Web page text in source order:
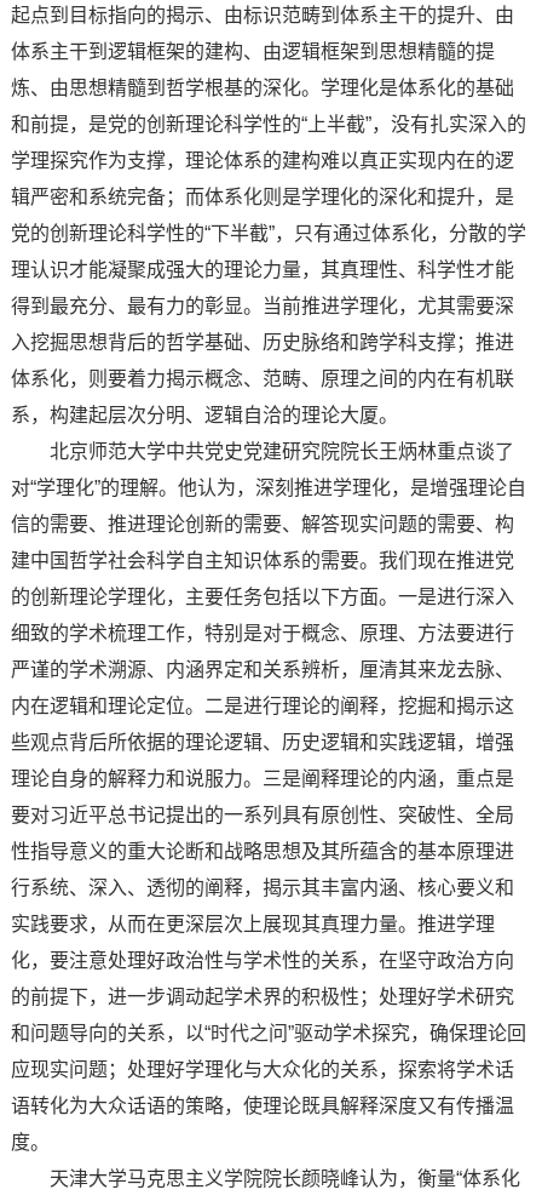
起点到目标指向的揭示、由标识范畴到体系主干的提升、由
体系主干到逻辑框架的建构、由逻辑框架到思想精髓的提
炼、由思想精髓到哲学根基的深化。学理化是体系化的基础
和前提，是党的创新理论科学性的“上半截”，没有扎实深入的
学理探究作为支撑，理论体系的建构难以真正实现内在的逻
辑严密和系统完备；而体系化则是学理化的深化和提升，是
党的创新理论科学性的“下半截”，只有通过体系化，分散的学
理认识才能凝聚成强大的理论力量，其真理性、科学性才能
得到最充分、最有力的彰显。当前推进学理化，尤其需要深
入挖掘思想背后的哲学基础、历史脉络和跨学科支撑；推进
体系化，则要着力揭示概念、范畴、原理之间的内在有机联
系，构建起层次分明、逻辑自洽的理论大厦。
北京师范大学中共党史党建研究院院长王炳林重点谈了
对“学理化”的理解。他认为，深刻推进学理化，是增强理论自
信的需要、推进理论创新的需要、解答现实问题的需要、构
建中国哲学社会科学自主知识体系的需要。我们现在推进党
的创新理论学理化，主要任务包括以下方面。一是进行深入
细致的学术梳理工作，特别是对于概念、原理、方法要进行
严谨的学术溯源、内涵界定和关系辨析，厘清其来龙去脉、
内在逻辑和理论定位。二是进行理论的阐释，挖掘和揭示这
些观点背后所依据的理论逻辑、历史逻辑和实践逻辑，增强
理论自身的解释力和说服力。三是阐释理论的内涵，重点是
要对习近平总书记提出的一系列具有原创性、突破性、全局
性指导意义的重大论断和战略思想及其所蕴含的基本原理进
行系统、深入、透彻的阐释，揭示其丰富内涵、核心要义和
实践要求，从而在更深层次上展现其真理力量。推进学理
化，要注意处理好政治性与学术性的关系，在坚守政治方向
的前提下，进一步调动起学术界的积极性；处理好学术研究
和问题导向的关系，以“时代之问”驱动学术探究，确保理论回
应现实问题；处理好学理化与大众化的关系，探索将学术话
语转化为大众话语的策略，使理论既具解释深度又有传播温
度。
天津大学马克思主义学院院长颜晓峰认为，衡量“体系化